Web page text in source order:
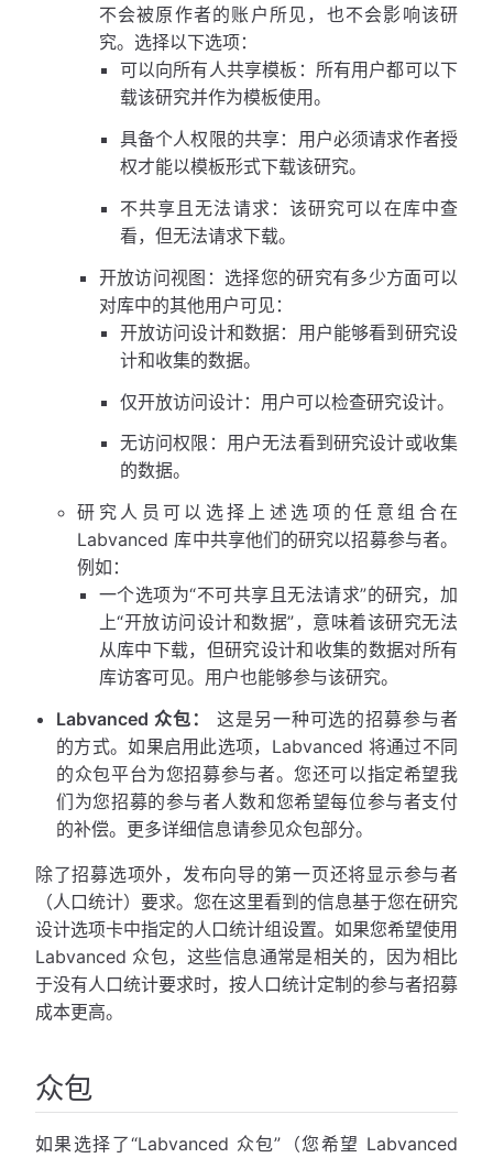
不会被原作者的账户所见，也不会影响该研
究。选择以下选项：
可以向所有人共享模板：所有用户都可以下
载该研究并作为模板使用。
具备个人权限的共享：用户必须请求作者授
权才能以模板形式下载该研究。
不共享且无法请求：该研究可以在库中查
看，但无法请求下载。
开放访问视图：选择您的研究有多少方面可以
对库中的其他用户可见：
开放访问设计和数据：用户能够看到研究设
计和收集的数据。
仅开放访问设计：用户可以检查研究设计。
无访问权限：用户无法看到研究设计或收集
的数据。
研究人员可以选择上述选项的任意组合在
Labvanced 库中共享他们的研究以招募参与者。
例如：
一个选项为“不可共享且无法请求”的研究，加
上“开放访问设计和数据”，意味着该研究无法
从库中下载，但研究设计和收集的数据对所有
库访客可见。用户也能够参与该研究。
Labvanced 众包：
这是另一种可选的招募参与者
的方式。如果启用此选项，Labvanced 将通过不同
的众包平台为您招募参与者。您还可以指定希望我
们为您招募的参与者人数和您希望每位参与者支付
的补偿。更多详细信息请参见众包部分。
除了招募选项外，发布向导的第一页还将显示参与者
（人口统计）要求。您在这里看到的信息基于您在研究
设计选项卡中指定的人口统计组设置。如果您希望使用
Labvanced 众包，这些信息通常是相关的，因为相比
于没有人口统计要求时，按人口统计定制的参与者招募
成本更高。
众包
如果选择了“Labvanced 众包”（您希望 Labvanced